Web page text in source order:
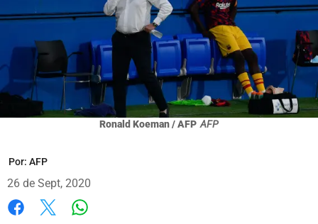
Ronald Koeman / AFP AFP
Por: AFP
26 de Sept, 2020